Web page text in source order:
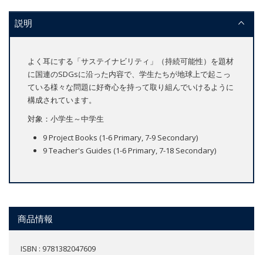
説明
よく耳にする「サステイナビリティ」（持続可能性）を題材
に国連のSDGsに沿った内容で、学生たちが地球上で起こっ
ている様々な問題に好奇心を持って取り組んでいけるように
構成されています。
対象：小学生～中学生
9 Project Books (1-6 Primary, 7-9 Secondary)
9 Teacher's Guides (1-6 Primary, 7-18 Secondary)
商品情報
ISBN : 9781382047609